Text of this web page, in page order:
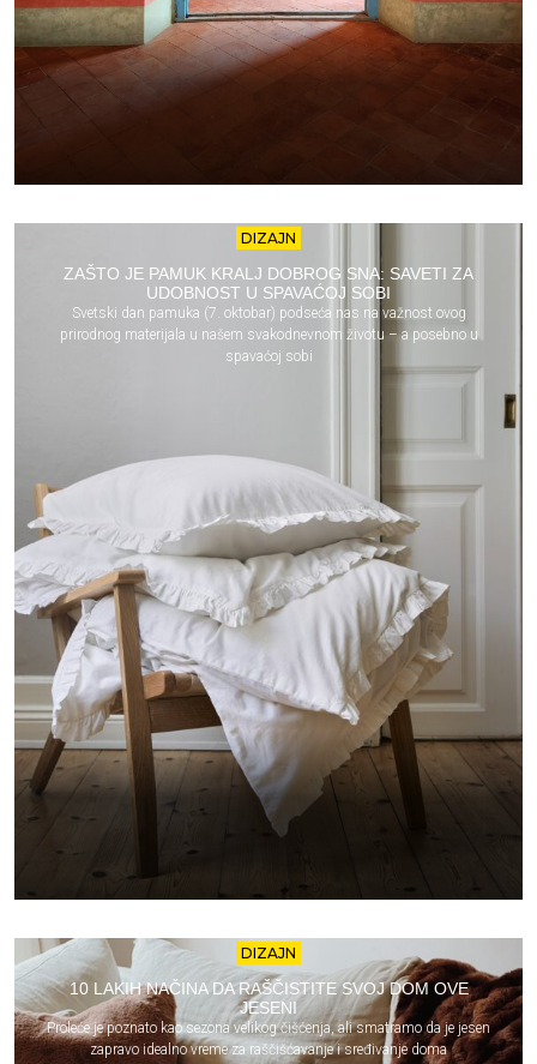
DIZAJN
ZAŠTO JE PAMUK KRALJ DOBROG SNA: SAVETI ZA
UDOBNOST U SPAVAĆOJ SOBI
Svetski dan pamuka (7. oktobar) podseća nas na važnost ovog
prirodnog materijala u našem svakodnevnom životu – a posebno u
spavaćoj sobi
DIZAJN
10 LAKIH NAČINA DA RAŠČISTITE SVOJ DOM OVE
JESENI
Proleće je poznato kao sezona velikog čišćenja, ali smatramo da je jesen
zapravo idealno vreme za raščišćavanje i sređivanje doma